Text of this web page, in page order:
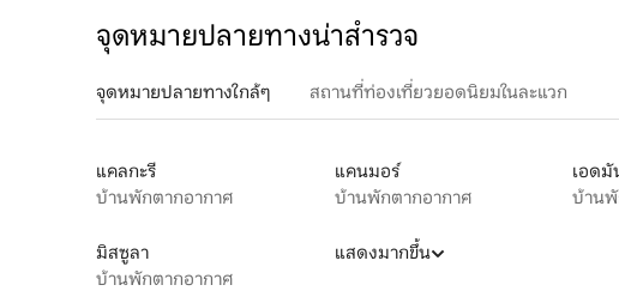
จุดหมายปลายทางน่าสำรวจ
จุดหมายปลายทางใกล้ๆ สถานที่ท่องเที่ยวยอดนิยมในละแวก
แคลกะรี
บ้านพักตากอากาศ
แคนมอร์
บ้านพักตากอากาศ
เอด
บ้านพั
มิสซูลา
บ้านพักตากอากาศ
แสดงมากขึ้น